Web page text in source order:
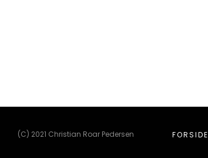
(C) 2021 Christian Roar Pedersen FORSIDE